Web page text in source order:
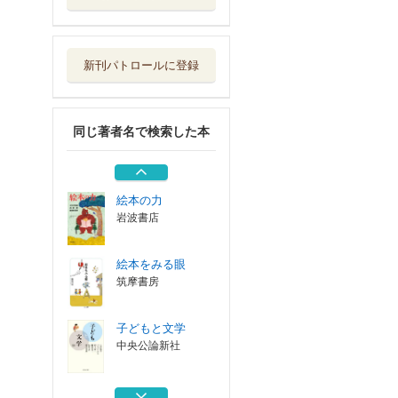
新刊パトロールに登録
同じ著者名で検索した本
子どもと文学
中央公論新社
絵本とは何か
えすがたにょうぼ
う
ＢＬ出版
絵本の力
岩波書店
絵本をみる眼
筑摩書房
子どもと文学
中央公論新社
絵本とは何か